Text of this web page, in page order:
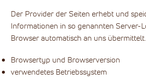
Der Provider der Seiten erhebt und
Informationen in so genannten Server-
Browser automatisch an uns
Browsertyp und Browserversion
verwendetes Betriebssystem